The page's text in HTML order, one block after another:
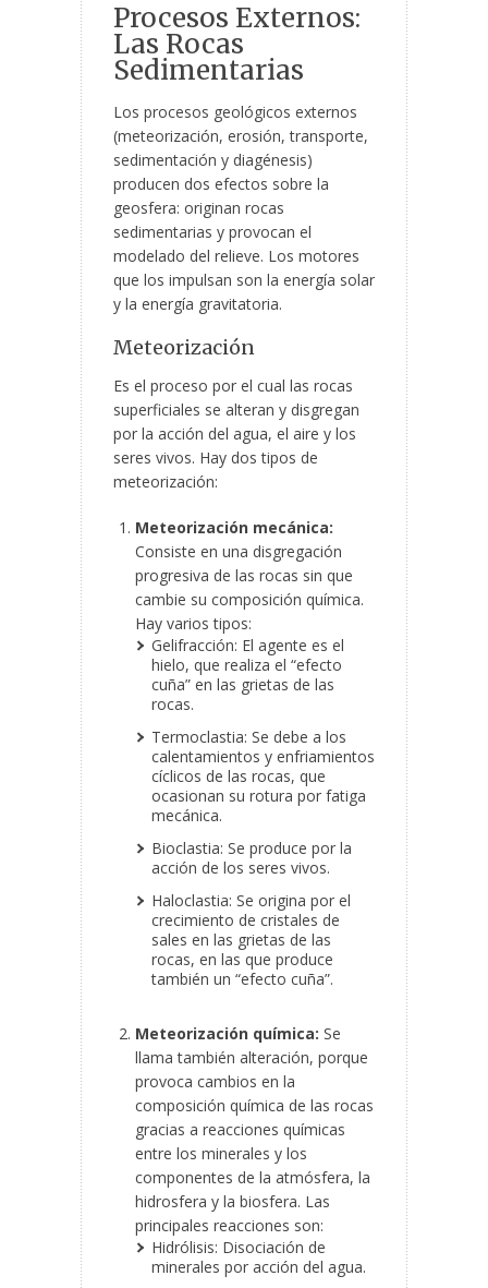
Procesos Externos:
Las Rocas
Sedimentarias
Los procesos geológicos externos
(meteorización, erosión, transporte,
sedimentación y diagénesis)
producen dos efectos sobre la
geosfera: originan rocas
sedimentarias y provocan el
modelado del relieve. Los motores
que los impulsan son la energía solar
y la energía gravitatoria.
Meteorización
Es el proceso por el cual las rocas
superficiales se alteran y disgregan
por la acción del agua, el aire y los
seres vivos. Hay dos tipos de
meteorización:
Meteorización mecánica:
Consiste en una disgregación
progresiva de las rocas sin que
cambie su composición química.
Hay varios tipos:
Gelifracción: El agente es el
hielo, que realiza el “efecto
cuña” en las grietas de las
rocas.
Termoclastia: Se debe a los
calentamientos y enfriamientos
cíclicos de las rocas, que
ocasionan su rotura por fatiga
mecánica.
Bioclastia: Se produce por la
acción de los seres vivos.
Haloclastia: Se origina por el
crecimiento de cristales de
sales en las grietas de las
rocas, en las que produce
también un “efecto cuña”.
Meteorización química: Se
llama también alteración, porque
provoca cambios en la
composición química de las rocas
gracias a reacciones químicas
entre los minerales y los
componentes de la atmósfera, la
hidrosfera y la biosfera. Las
principales reacciones son:
Hidrólisis: Disociación de
minerales por acción del agua.